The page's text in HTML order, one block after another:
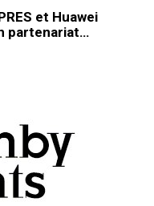
et Huawei
partenariat…